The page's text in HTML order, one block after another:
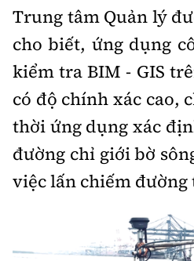
Đường sắt đô thị
Mời thầu - Đấu thầu
Thi viết về GTVT
Gương sáng giao thông
Lao động - Công đoàn
Điện ảnh
Âm nhạc
Bình luận
Hậu trường sao
360 độ thể thao
Công nghệ mới
Sản phẩm mới
Tư vấn
Thế giới
Thời sự Quốc tế
Hồ sơ tài liệu
Thế giới giao thông
Thế giới xây dựng
Đi ++
Du lịch
Khám phá
Video
Thời sự
Camera giao thông
Trung tâm Quản lý
cho biết, ứng dụng
kiểm tra BIM - GIS
có độ chính xác cao,
thời ứng dụng xác
đường chỉ giới bờ
việc lấn chiếm đường